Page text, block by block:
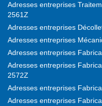
Adresses entreprises
2561Z
Adresses entreprises
Adresses entreprises
Adresses entreprises
Adresses entreprises
2572Z
Adresses entreprises
Adresses entreprises